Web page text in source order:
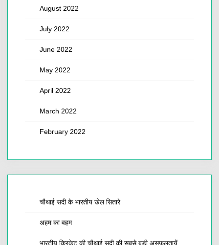
August 2022
July 2022
June 2022
May 2022
April 2022
March 2022
February 2022
चौथाई सदी के भारतीय खेल सितारे
अहम का वहम
भारतीय क्रिकेट की चौथाई सदी की सबसे बड़ी असफलतायें